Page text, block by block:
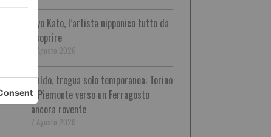
Ryo Kato, l’artista nipponico tutto da
scoprire
7 Agosto 2026
Caldo, tregua solo temporanea: Torino
e Piemonte verso un Ferragosto
ancora rovente
7 Agosto 2026